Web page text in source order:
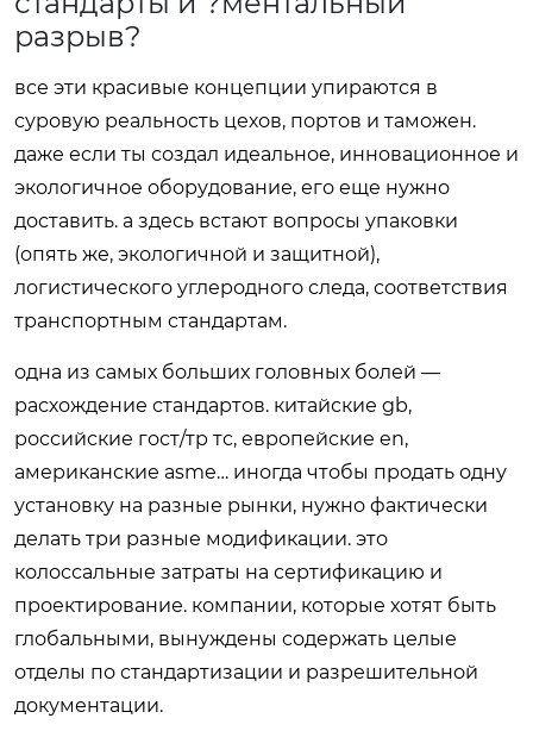
разрыв?
все эти красивые концепции упираются в
суровую реальность цехов, портов и таможен.
даже если ты создал идеальное, инновационное и
экологичное оборудование, его еще нужно
доставить. а здесь встают вопросы упаковки
(опять же, экологичной и защитной),
логистического углеродного следа, соответствия
транспортным стандартам.
одна из самых больших головных болей —
расхождение стандартов. китайские gb,
российские гост/тр тс, европейские en,
американские asme… иногда чтобы продать одну
установку на разные рынки, нужно фактически
делать три разные модификации. это
колоссальные затраты на сертификацию и
проектирование. компании, которые хотят быть
глобальными, вынуждены содержать целые
отделы по стандартизации и разрешительной
документации.